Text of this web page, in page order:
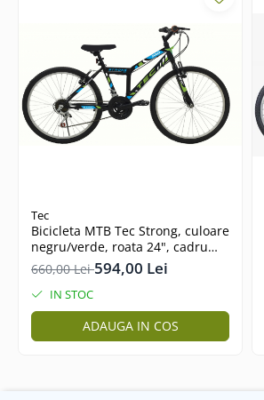
700"
Camere
10"
12" - 12.5"
18"
20"
22"
26"
27"-27.5"
Tec
Bicicleta MTB Tec Strong, culoare
negru/verde, roata 24", cadru
din otel
660,00 Lei594,00 Lei
IN STOC
ADAUGA IN COS